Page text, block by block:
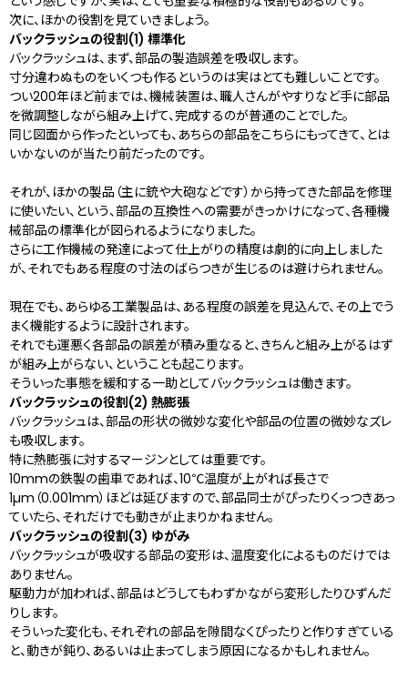
次に、ほかの役割を見ていきましょう。
バックラッシュの役割(1) 標準化
バックラッシュは、まず、部品の製造誤差を吸収します。
寸分違わぬものをいくつも作るというのは実はとても難しいことです。
つい200年ほど前までは、機械装置は、職人さんがやすりなど手に部品
を微調整しながら組み上げて、完成するのが普通のことでした。
同じ図面から作ったといっても、あちらの部品をこちらにもってきて、とは
いかないのが当たり前だったのです。
それが、ほかの製品（主に銃や大砲などです）から持ってきた部品を修理
に使いたい、という、部品の互換性への需要がきっかけになって、各種機
械部品の標準化が図られるようになりました。
さらに工作機械の発達によって仕上がりの精度は劇的に向上しました
が、それでもある程度の寸法のばらつきが生じるのは避けられません。
現在でも、あらゆる工業製品は、ある程度の誤差を見込んで、その上でう
まく機能するように設計されます。
それでも運悪く各部品の誤差が積み重なると、きちんと組み上がるはず
が組み上がらない、ということも起こります。
そういった事態を緩和する一助としてバックラッシュは働きます。
バックラッシュの役割(2) 熱膨張
バックラッシュは、部品の形状の微妙な変化や部品の位置の微妙なズレ
も吸収します。
特に熱膨張に対するマージンとしては重要です。
10mmの鉄製の歯車であれば、10℃温度が上がれば長さで
1µm（0.001mm）ほどは延びますので、部品同士がぴったりくっつきあっ
ていたら、それだけでも動きが止まりかねません。
バックラッシュの役割(3) ゆがみ
バックラッシュが吸収する部品の変形は、温度変化によるものだけでは
ありません。
駆動力が加われば、部品はどうしてもわずかながら変形したりひずんだ
りします。
そういった変化も、それぞれの部品を隙間なくぴったりと作りすぎている
と、動きが鈍り、あるいは止まってしまう原因になるかもしれません。